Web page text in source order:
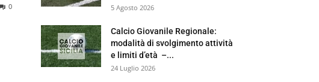
0 5 Agosto 2026
Calcio Giovanile Regionale:
modalità di svolgimento attività
e limiti d’età –...
24 Luglio 2026